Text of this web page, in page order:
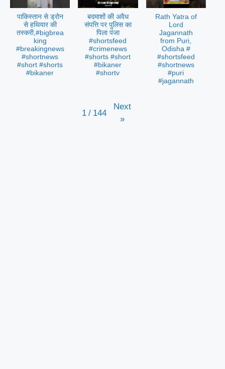
पाकिस्तान से ड्रोन
से हथियार की
तस्करी,#bigbrea
king
#breakingnews
#shortnews
#short #shorts
#bikaner
बदमाशों की अवैध
संपत्ति पर पुलिस का
पिला पंजा
#shortsfeed
#crimenews
#shorts #short
#bikaner
#shortv
Rath Yatra of
Lord
Jagannath
from Puri,
Odisha #
#shortsfeed
#shortnews
#puri
#jagannath
1 / 144
Next
»